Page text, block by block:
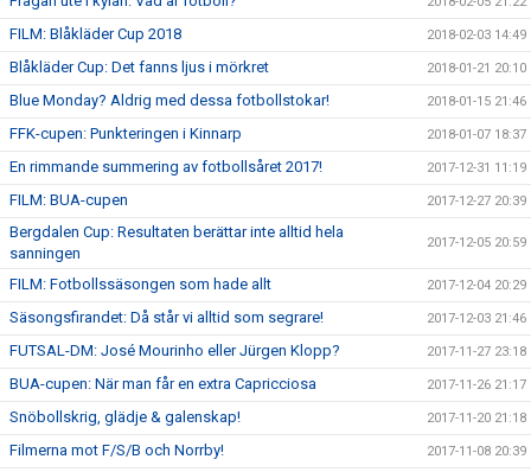
FILM: Blåkläder Cup 2018 2018-02-03 14:49
Blåkläder Cup: Det fanns ljus i mörkret 2018-01-21 20:10
Blue Monday? Aldrig med dessa fotbollstokar! 2018-01-15 21:46
FFK-cupen: Punkteringen i Kinnarp 2018-01-07 18:37
En rimmande summering av fotbollsåret 2017! 2017-12-31 11:19
FILM: BUA-cupen 2017-12-27 20:39
Bergdalen Cup: Resultaten berättar inte alltid hela
sanningen
2017-12-05 20:59
FILM: Fotbollssäsongen som hade allt 2017-12-04 20:29
Säsongsfirandet: Då står vi alltid som segrare! 2017-12-03 21:46
FUTSAL-DM: José Mourinho eller Jürgen Klopp? 2017-11-27 23:18
BUA-cupen: När man får en extra Capricciosa 2017-11-26 21:17
Snöbollskrig, glädje & galenskap! 2017-11-20 21:18
Filmerna mot F/S/B och Norrby! 2017-11-08 20:39